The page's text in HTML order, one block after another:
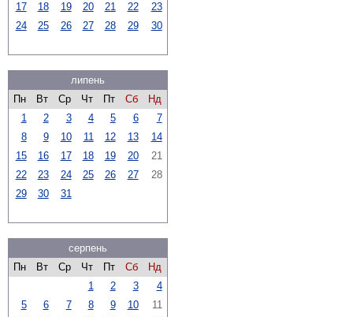
17
18 19 20 21 22
23
24
25 26 27 28 29 30
липень
Пн
Вт Ср Чт Пт Сб
Нд
1
2 3 4 5 6
7
8
9 10 11 12 13
14
15
16 17 18 19 20
21
22
23 24 25 26 27
28
29
30 31
серпень
Пн
Вт Ср Чт Пт Сб
Нд
1
2 3
4
5
6 7 8 9 10
11